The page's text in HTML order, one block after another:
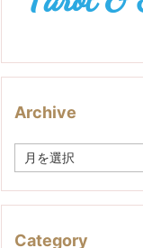
Archive
h
e
Category